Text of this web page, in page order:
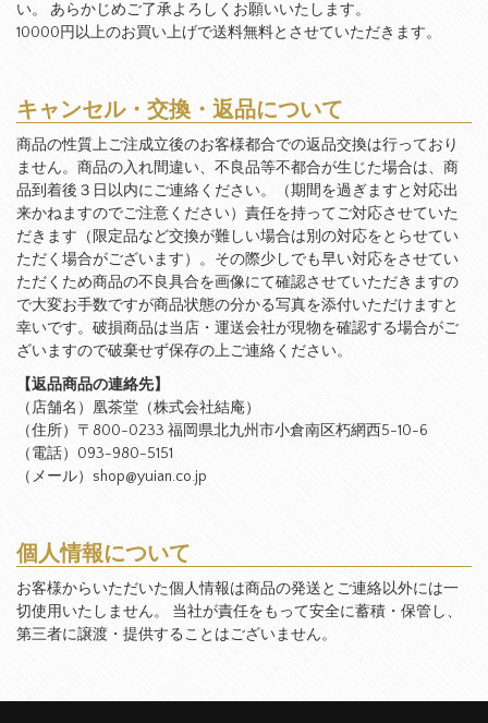
い。 あらかじめご了承よろしくお願いいたします。
10000円以上のお買い上げで送料無料とさせていただきます。
キャンセル・交換・返品について
商品の性質上ご注成立後のお客様都合での返品交換は行っており
ません。商品の入れ間違い、不良品等不都合が生じた場合は、商
品到着後３日以内にご連絡ください。（期間を過ぎますと対応出
来かねますのでご注意ください）責任を持ってご対応させていた
だきます（限定品など交換が難しい場合は別の対応をとらせてい
ただく場合がございます）。その際少しでも早い対応をさせてい
ただくため商品の不良具合を画像にて確認させていただきますの
で大変お手数ですが商品状態の分かる写真を添付いただけますと
幸いです。破損商品は当店・運送会社が現物を確認する場合がご
ざいますので破棄せず保存の上ご連絡ください。
【返品商品の連絡先】
（店舗名）凰茶堂（株式会社結庵）
（住所）〒800-0233 福岡県北九州市小倉南区朽網西5-10-6
（電話）093-980-5151
（メール）shop@yuian.co.jp
個人情報について
お客様からいただいた個人情報は商品の発送とご連絡以外には一
切使用いたしません。 当社が責任をもって安全に蓄積・保管し、
第三者に譲渡・提供することはございません。